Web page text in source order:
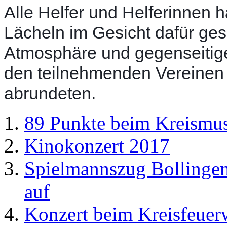
Alle Helfer und Helferinnen
Lächeln im Gesicht dafür
Atmosphäre und
den teilnehmenden
abrundeten.
89 Punkte beim
Kinokonzert 2017
Spielmannszug
auf
Konzert beim